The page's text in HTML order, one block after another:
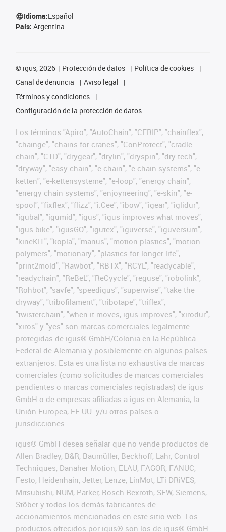
Idioma:Español
País: Argentina
© igus, 2026 Protección de datos
Política de cookies
Canal de denuncia
Aviso legal
Términos y condiciones
Configuración de la protección de datos
Los términos "Apiro", "AutoChain", "CFRIP", "chainflex",
"chainge", "chains for cranes", "ConProtect", "cradle-
chain", "CTD", "drygear", "drylin", "dryspin", "dry-tech",
"dryway", "easy chain", "e-chain", "e-chain systems", "e-
ketten", "e-kettensysteme", "e-loop", "energy chain",
"energy chain systems", "enjoyneering", "e-skin", "e-
spool", "fixflex", "flizz", "i.Cee", "ibow", "igear", "iglidur",
"igubal", "igumid", "igus", "igus improves what moves",
"igus:bike", "igusGO", "igutex", "iguverse", "iguversum",
"kineKIT", "kopla", "manus", "motion plastics", "motion
polymers", "motionary", "plastics for longer life",
"print2mold", "Rawbot", "RBTX", "RCYL", "readycable",
"readychain", "ReBeL", "ReCyycle", "reguse", "robolink",
"Rohbot", "savfe", "speedigus", "superwise", "take the
dryway", "tribofilament", "tribotape", "triflex",
"twisterchain", "when it moves, igus improves", "xirodur",
"xiros" y "yes" son marcas comerciales legalmente
protegidas de igus® GmbH/Colonia en la República
Federal de Alemania y posiblemente en algunos países
extranjeros. Esta es una lista no exhaustiva de marcas
comerciales (como solicitudes de marcas comerciales
pendientes o marcas comerciales registradas) de igus
GmbH o de empresas afiliadas a igus en Alemania, la
Unión Europea, EE.UU. y/u otros países o
jurisdicciones.
igus® GmbH desea señalar que no vende productos de
Allen Bradley, B&R, Baumüller, Beckhoff, Lahr, Control
Techniques, Danaher Motion, ELAU, FAGOR, FANUC,
Festo, Heidenhain, Jetter, Lenze, LinMot, LTi DRiVES,
Mitsubishi, NUM, Parker, Bosch Rexroth, SEW, Siemens,
Stöber y todos los demás fabricantes de
accionamientos mencionados en este sitio web. Los
productos ofrecidos por igus® son los de igus® GmbH.